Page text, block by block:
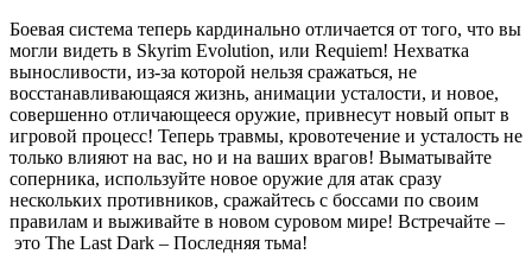
Боевая система теперь кардинально отличается от того, что вы
могли видеть в Skyrim Evolution, или Requiem! Нехватка
выносливости, из-за которой нельзя сражаться, не
восстанавливающаяся жизнь, анимации усталости, и новое,
совершенно отличающееся оружие, привнесут новый опыт в
игровой процесс! Теперь травмы, кровотечение и усталость не
только влияют на вас, но и на ваших врагов! Выматывайте
соперника, используйте новое оружие для атак сразу
нескольких противников, сражайтесь с боссами по своим
правилам и выживайте в новом суровом мире! Встречайте –
это The Last Dark – Последняя тьма!